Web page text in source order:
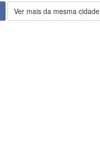
Ver mais da mesma cidade